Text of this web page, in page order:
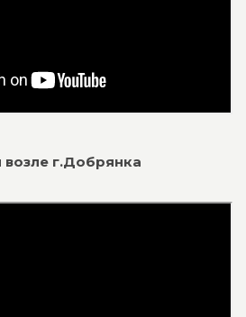
возле г.Добрянка